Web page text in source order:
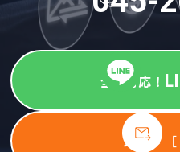
全国対応！
メール ［